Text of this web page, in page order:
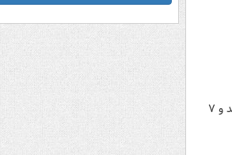
معاون سیاسی، امنیتی و اجتماعی استانداری کهگیلویه و بویراحمد گفت: در حملات رژیم صهیونی به استان ۱۰ نفر شهید و ۷